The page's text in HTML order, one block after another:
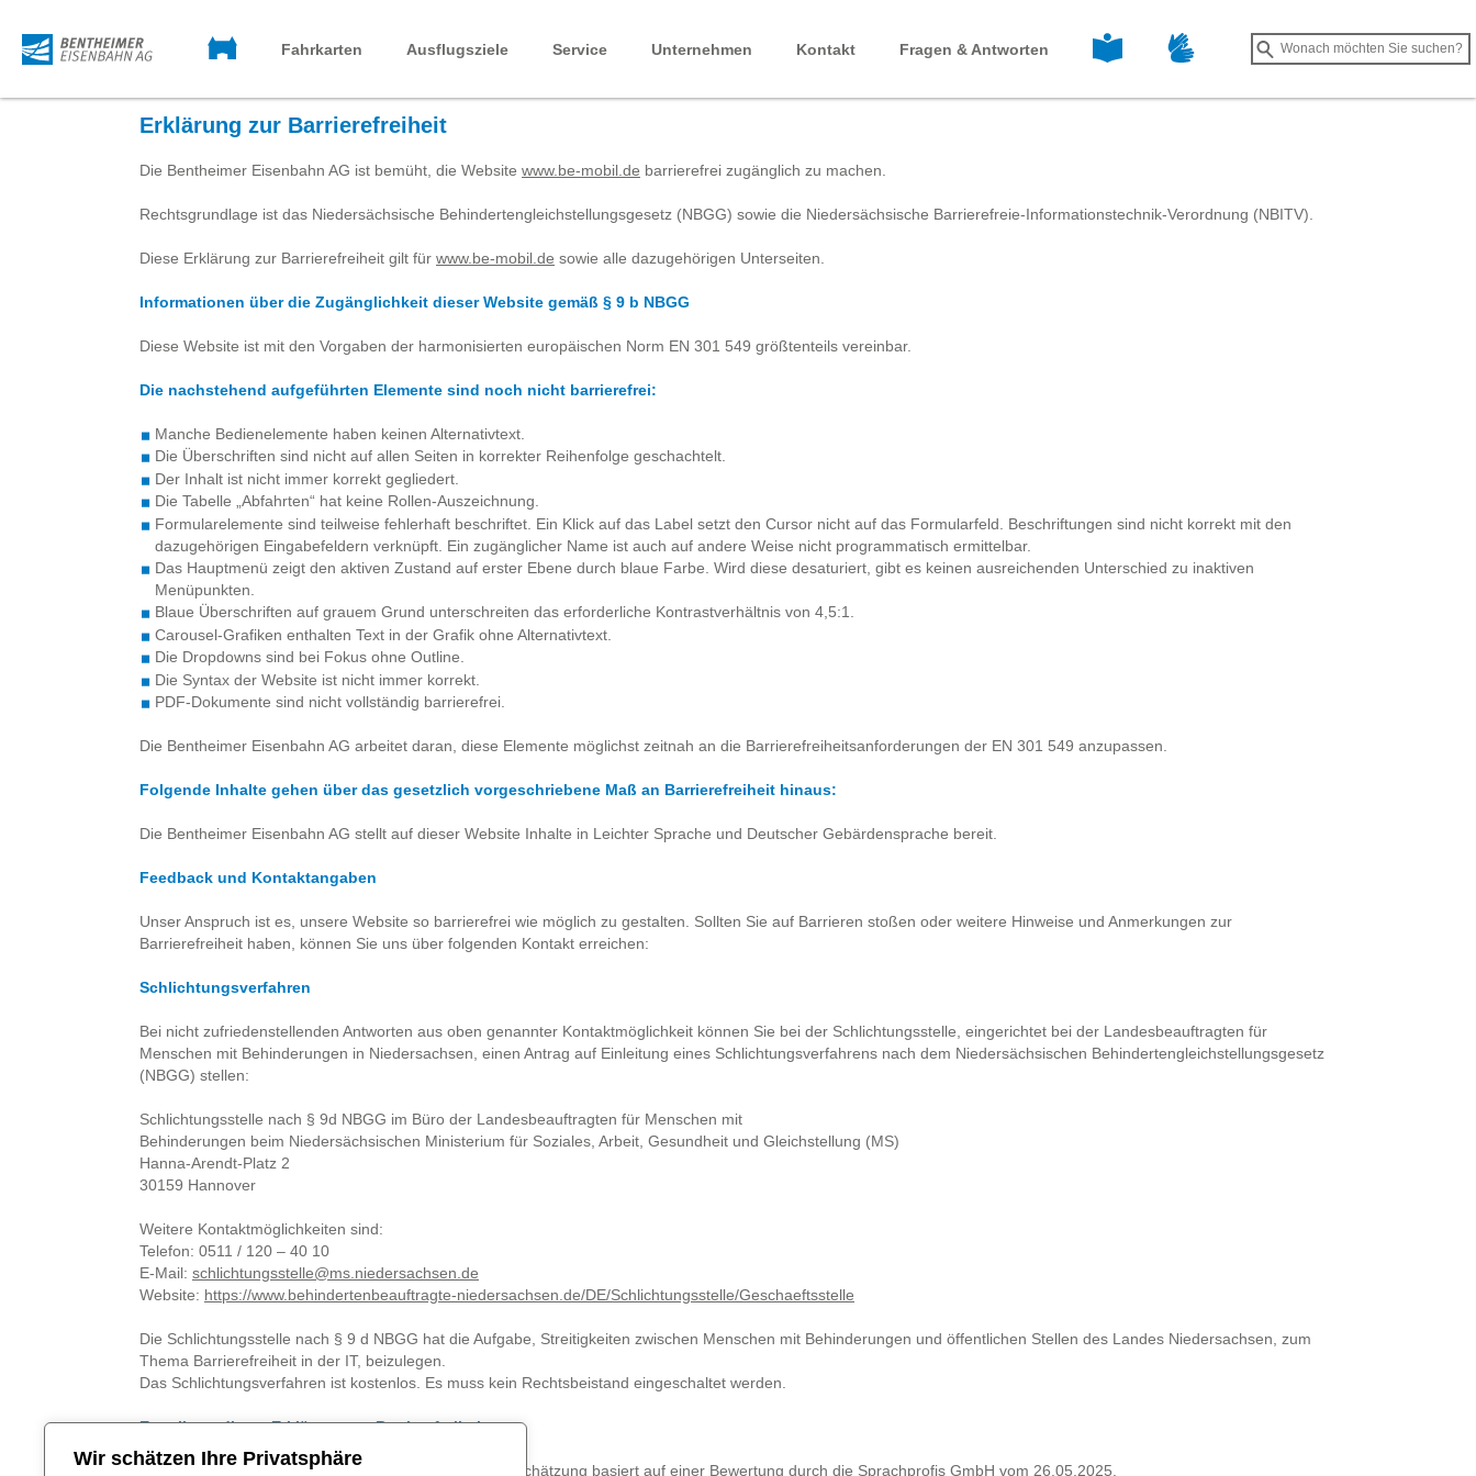
Wir schätzen Ihre Privatsphäre
BE-
Mobil
Startseite Fahrkarten Ausflugsziele Service Unternehmen Kontakt Fragen & Antworten
Leichte SpracheGebärdensprache
Suche
Suche
Erklärung zur Barrierefreiheit
Die Bentheimer Eisenbahn AG ist bemüht, die Website www.be-mobil.de barrierefrei zugänglich zu machen.
Rechtsgrundlage ist das Niedersächsische Behindertengleichstellungsgesetz (NBGG) sowie die Niedersächsische Barrierefreie-Informationstechnik-Verordnung (NBITV).
Diese Erklärung zur Barrierefreiheit gilt für www.be-mobil.de sowie alle dazugehörigen Unterseiten.
Informationen über die Zugänglichkeit dieser Website gemäß § 9 b NBGG
Diese Website ist mit den Vorgaben der harmonisierten europäischen Norm EN 301 549 größtenteils vereinbar.
Die nachstehend aufgeführten Elemente sind noch nicht barrierefrei:
Manche Bedienelemente haben keinen Alternativtext.
Die Überschriften sind nicht auf allen Seiten in korrekter Reihenfolge geschachtelt.
Der Inhalt ist nicht immer korrekt gegliedert.
Die Tabelle „Abfahrten“ hat keine Rollen-Auszeichnung.
Formularelemente sind teilweise fehlerhaft beschriftet. Ein Klick auf das Label setzt den Cursor nicht auf das Formularfeld. Beschriftungen sind nicht korrekt mit den
dazugehörigen Eingabefeldern verknüpft. Ein zugänglicher Name ist auch auf andere Weise nicht programmatisch ermittelbar.
Das Hauptmenü zeigt den aktiven Zustand auf erster Ebene durch blaue Farbe. Wird diese desaturiert, gibt es keinen ausreichenden Unterschied zu inaktiven
Menüpunkten.
Blaue Überschriften auf grauem Grund unterschreiten das erforderliche Kontrastverhältnis von 4,5:1.
Carousel-Grafiken enthalten Text in der Grafik ohne Alternativtext.
Die Dropdowns sind bei Fokus ohne Outline.
Die Syntax der Website ist nicht immer korrekt.
PDF-Dokumente sind nicht vollständig barrierefrei.
Die Bentheimer Eisenbahn AG arbeitet daran, diese Elemente möglichst zeitnah an die Barrierefreiheitsanforderungen der EN 301 549 anzupassen.
Folgende Inhalte gehen über das gesetzlich vorgeschriebene Maß an Barrierefreiheit hinaus:
Die Bentheimer Eisenbahn AG stellt auf dieser Website Inhalte in Leichter Sprache und Deutscher Gebärdensprache bereit.
Feedback und Kontaktangaben
Unser Anspruch ist es, unsere Website so barrierefrei wie möglich zu gestalten. Sollten Sie auf Barrieren stoßen oder weitere Hinweise und Anmerkungen zur
Barrierefreiheit haben, können Sie uns über folgenden Kontakt erreichen:
Schlichtungsverfahren
Bei nicht zufriedenstellenden Antworten aus oben genannter Kontaktmöglichkeit können Sie bei der Schlichtungsstelle, eingerichtet bei der Landesbeauftragten für
Menschen mit Behinderungen in Niedersachsen, einen Antrag auf Einleitung eines Schlichtungsverfahrens nach dem Niedersächsischen Behindertengleichstellungsgesetz
(NBGG) stellen:
Schlichtungsstelle nach § 9d NBGG im Büro der Landesbeauftragten für Menschen mit
Behinderungen beim Niedersächsischen Ministerium für Soziales, Arbeit, Gesundheit und Gleichstellung (MS)
Hanna-Arendt-Platz 2
30159 Hannover
Weitere Kontaktmöglichkeiten sind:
Telefon: 0511 / 120 – 40 10
E-Mail: schlichtungsstelle@ms.niedersachsen.de
Website: https://www.behindertenbeauftragte-niedersachsen.de/DE/Schlichtungsstelle/Geschaeftsstelle
Die Schlichtungsstelle nach § 9 d NBGG hat die Aufgabe, Streitigkeiten zwischen Menschen mit Behinderungen und öffentlichen Stellen des Landes Niedersachsen, zum
Thema Barrierefreiheit in der IT, beizulegen.
Das Schlichtungsverfahren ist kostenlos. Es muss kein Rechtsbeistand eingeschaltet werden.
Erstellung dieser Erklärung zur Barrierefreiheit
Diese Erklärung wurde am 25.06.2025 erstellt. Die Einschätzung basiert auf einer Bewertung durch die Sprachprofis GmbH vom 26.05.2025.